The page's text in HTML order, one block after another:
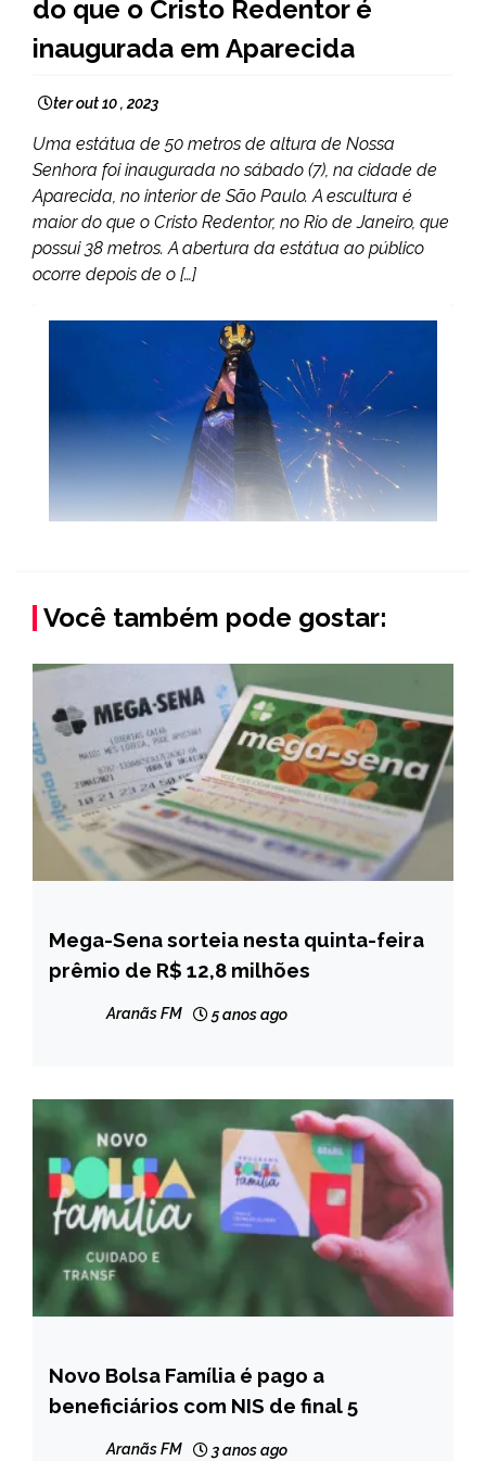
do que o Cristo Redentor é
inaugurada em Aparecida
ter out 10 , 2023
Uma estátua de 50 metros de altura de Nossa
Senhora foi inaugurada no sábado (7), na cidade de
Aparecida, no interior de São Paulo. A escultura é
maior do que o Cristo Redentor, no Rio de Janeiro, que
possui 38 metros. A abertura da estátua ao público
ocorre depois de o […]
Você também pode gostar:
BRASIL
NOTÍCIAS
Mega-Sena sorteia nesta quinta-feira
prêmio de R$ 12,8 milhões
Aranãs FM 5 anos ago
BRASIL
NOTÍCIAS
Novo Bolsa Família é pago a
beneficiários com NIS de final 5
Aranãs FM 3 anos ago